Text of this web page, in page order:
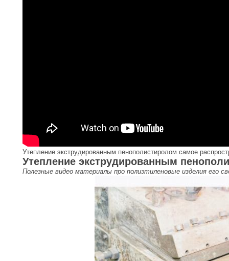
Утепление экструдированным пенополистиролом самое
Утепление экструдированным
Полезные видео материалы про полиэтиленовые изделия его